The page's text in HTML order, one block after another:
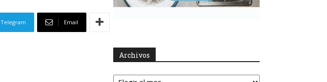
Telegram Email
Archivos
Archivos